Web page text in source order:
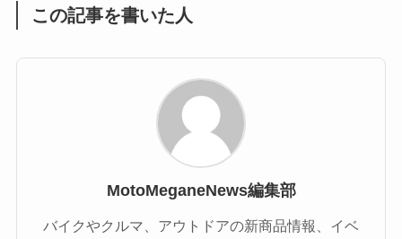
この記事を書いた人
MotoMeganeNews編集部
バイクやクルマ、アウトドアの新商品情報、イベ